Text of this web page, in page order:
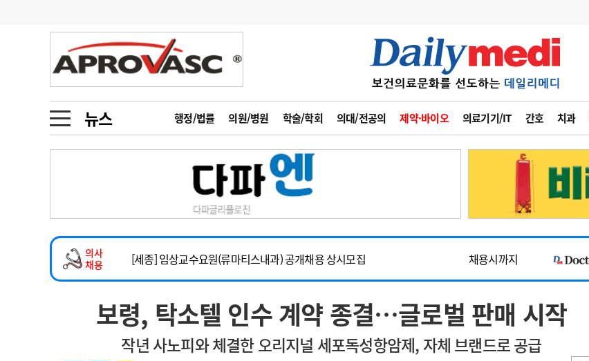
뉴스 행정/법률 의원/병원 학술/학회 의대/전공의 제약·바이오 의료기기/IT 간호 치과
금주의 검색어
1
의사인력 수급 추계
2
성분명 처방
3
AI의료
4
전공의 모집 결과
6
관리급여 실시
지필공 지원책
수련환경 개선
의과대학 입시
메디인포 인사 사고
오피니언 칼럼 수첩
인물 초대석 피플
동영상뉴스
포토뉴스
메디 Hospital 지역병원 중소병원
인포메이션 행정처분 판례 정책/통계 공시
고객센터 회사소개 법적고지 광고안내
의사
채용
임상전담교원 및 전임의 초빙
~2026-08-31
[해운대] 2026년 하반기 인턴 모집
채용시까지
[세종] 임상교수요원(류마티스내과) 공개채용 상시모집
채용시까지
정형외과 일반의 초빙
~2026-08-15
임상전담교원 및 전임의 초빙
~2026-08-31
[해운대] 2026년 하반기 인턴 모집
채용시까지
보령, 탁소텔 인수 계약 종결…글로벌 판매 시작
작년 사노피와 체결한 오리지널 세포독성항암제, 자체 브랜드로 공급